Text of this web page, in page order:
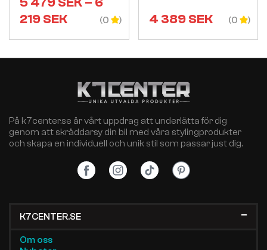
219SEK (0 4 389SEK (0
På k7center.se är vårt uppdrag att underlätta för dig
genom att skräddarsy din bil med våra stylingprodukter
och skapa en individuell och unik stil som passar just dig.
K7CENTER.SE
Om oss